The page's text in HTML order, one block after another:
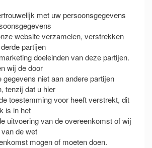
met uw persoonsgegevens
website verzamelen, verstrekken
partijen
doeleinden van deze partijen.
wij de door
gegevens niet aan andere partijen
tenzij dat u hier
toestemming voor heeft verstrekt, dit
is in het
uitvoering van de overeenkomst of wij
de wet
mogen of moeten doen.